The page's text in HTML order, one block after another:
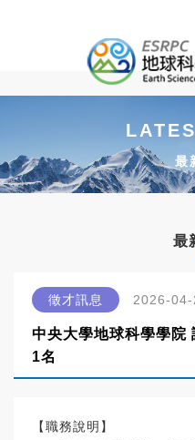
最
最
徵才訊息 2026-04-
中央大學地球科學學院
1名
【職務說明】